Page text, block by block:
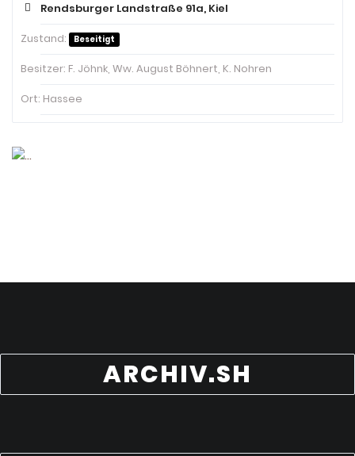
Rendsburger Landstraße 91a, Kiel
Zustand:
Beseitigt
Besitzer: F. Jöhnk, Ww. August Böhnert, K. Nohren
Ort: Hassee
ARCHIV.SH